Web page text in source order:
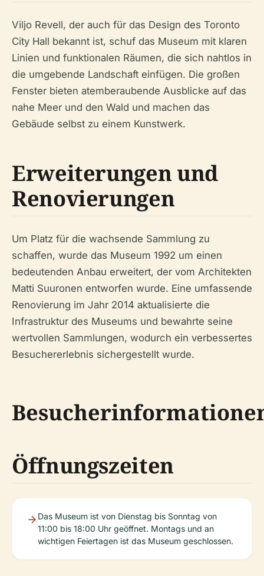
Viljo Revell, der auch für das Design des Toronto
City Hall bekannt ist, schuf das Museum mit klaren
Linien und funktionalen Räumen, die sich nahtlos in
die umgebende Landschaft einfügen. Die großen
Fenster bieten atemberaubende Ausblicke auf das
nahe Meer und den Wald und machen das
Gebäude selbst zu einem Kunstwerk.
Erweiterungen und
Renovierungen
Um Platz für die wachsende Sammlung zu
schaffen, wurde das Museum 1992 um einen
bedeutenden Anbau erweitert, der vom Architekten
Matti Suuronen entworfen wurde. Eine umfassende
Renovierung im Jahr 2014 aktualisierte die
Infrastruktur des Museums und bewahrte seine
wertvollen Sammlungen, wodurch ein verbessertes
Besuchererlebnis sichergestellt wurde.
Öffnungszeiten
Das Museum ist von Dienstag bis Sonntag von
11:00 bis 18:00 Uhr geöffnet. Montags und an
wichtigen Feiertagen ist das Museum geschlossen.